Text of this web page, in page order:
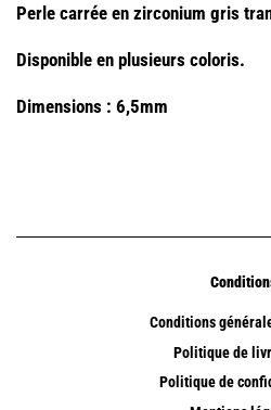
Perle carrée en zirconium gris
Disponible en plusieurs coloris.
Dimensions : 6,5mm
Conditions
Politique de
Politique de